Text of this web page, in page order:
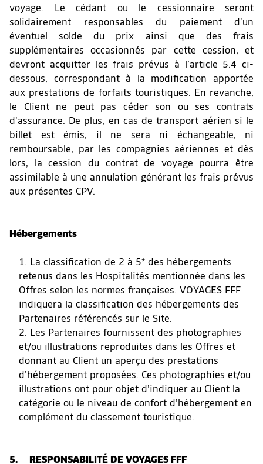
voyage. Le cédant ou le cessionnaire seront
solidairement responsables du paiement d’un
éventuel solde du prix ainsi que des frais
supplémentaires occasionnés par cette cession, et
devront acquitter les frais prévus à l’article 5.4 ci-
dessous, correspondant à la modification apportée
aux prestations de forfaits touristiques. En revanche,
le Client ne peut pas céder son ou ses contrats
d’assurance. De plus, en cas de transport aérien si le
billet est émis, il ne sera ni échangeable, ni
remboursable, par les compagnies aériennes et dès
lors, la cession du contrat de voyage pourra être
assimilable à une annulation générant les frais prévus
aux présentes CPV.
Hébergements
La classification de 2 à 5* des hébergements
retenus dans les Hospitalités mentionnée dans les
Offres selon les normes françaises. VOYAGES FFF
indiquera la classification des hébergements des
Partenaires référencés sur le Site.
Les Partenaires fournissent des photographies
et/ou illustrations reproduites dans les Offres et
donnant au Client un aperçu des prestations
d’hébergement proposées. Ces photographies et/ou
illustrations ont pour objet d’indiquer au Client la
catégorie ou le niveau de confort d’hébergement en
complément du classement touristique.
5. RESPONSABILITÉ DE VOYAGES FFF